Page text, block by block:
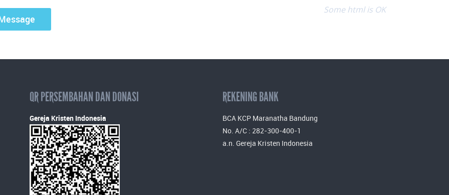
Some html is OK
QR PERSEMBAHAN DAN DONASI
Gereja Kristen Indonesia
REKENING BANK
BCA KCP Maranatha Bandung
No. A/C : 282-300-400-1
a.n. Gereja Kristen Indonesia